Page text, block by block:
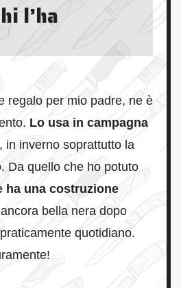
l’ha
regalo per mio padre, ne è
Lo usa in campagna
, in inverno soprattutto la
Da quello che ho potuto
ha una costruzione
bella nera dopo
quotidiano.